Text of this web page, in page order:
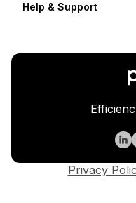
Help & Support
Privacy